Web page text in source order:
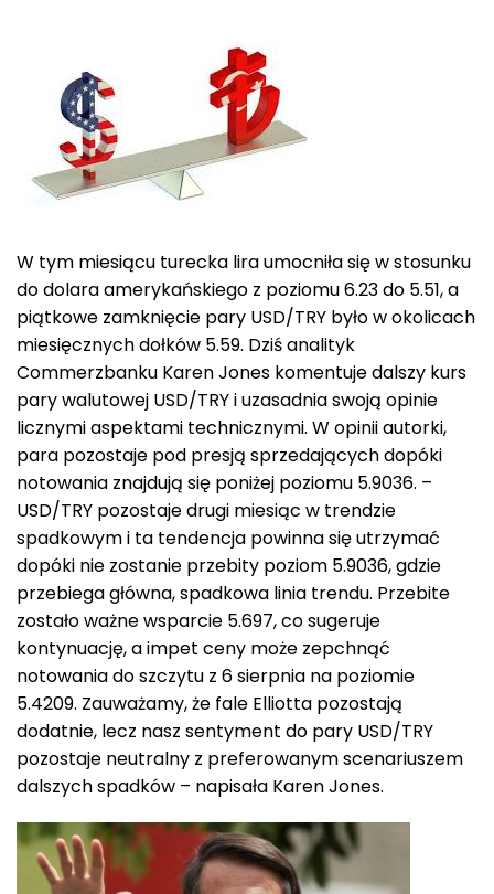
W tym miesiącu turecka lira umocniła się w stosunku
do dolara amerykańskiego z poziomu 6.23 do 5.51, a
piątkowe zamknięcie pary USD/TRY było w okolicach
miesięcznych dołków 5.59. Dziś analityk
Commerzbanku Karen Jones komentuje dalszy kurs
pary walutowej USD/TRY i uzasadnia swoją opinie
licznymi aspektami technicznymi. W opinii autorki,
para pozostaje pod presją sprzedających dopóki
notowania znajdują się poniżej poziomu 5.9036. –
USD/TRY pozostaje drugi miesiąc w trendzie
spadkowym i ta tendencja powinna się utrzymać
dopóki nie zostanie przebity poziom 5.9036, gdzie
przebiega główna, spadkowa linia trendu. Przebite
zostało ważne wsparcie 5.697, co sugeruje
kontynuację, a impet ceny może zepchnąć
notowania do szczytu z 6 sierpnia na poziomie
5.4209. Zauważamy, że fale Elliotta pozostają
dodatnie, lecz nasz sentyment do pary USD/TRY
pozostaje neutralny z preferowanym scenariuszem
dalszych spadków – napisała Karen Jones.